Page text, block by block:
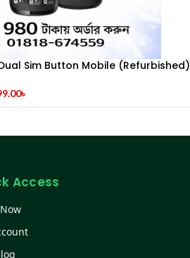
Dual Sim Button Mobile (Refurbished)
৳
Access